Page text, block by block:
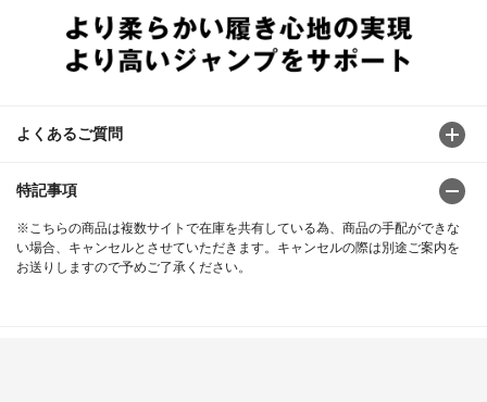
よくあるご質問
特記事項
※こちらの商品は複数サイトで在庫を共有している為、商品の手配ができな
い場合、キャンセルとさせていただきます。キャンセルの際は別途ご案内を
お送りしますので予めご了承ください。